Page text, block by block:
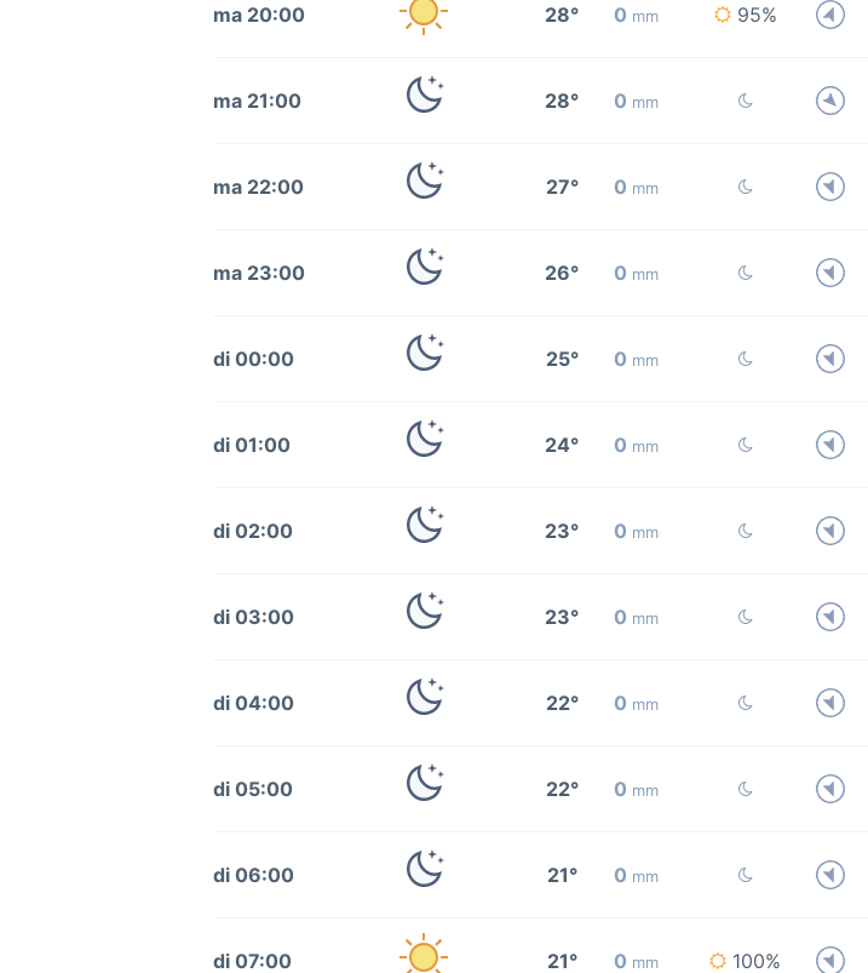
ma 20:00 28° 0 mm 95%
ma 21:00 28° 0 mm
ma 22:00 27° 0 mm
ma 23:00 26° 0 mm
di 00:00 25° 0 mm
di 01:00 24° 0 mm
di 02:00 23° 0 mm
di 03:00 23° 0 mm
di 04:00 22° 0 mm
di 05:00 22° 0 mm
di 06:00 21° 0 mm
di 07:00 21° 0 mm 100%